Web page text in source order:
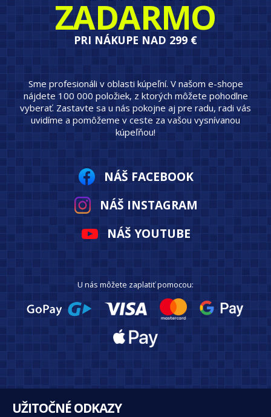
ZADARMO
PRI NÁKUPE NAD 299 €
Sme profesionáli v oblasti kúpeľní. V našom e-shope
nájdete 100 000 položiek, z ktorých môžete pohodlne
vyberať. Zastavte sa u nás pokojne aj pre radu, radi vás
uvidíme a pomôžeme v ceste za vašou vysnívanou
kúpeľňou!
NÁŠ FACEBOOK
NÁŠ INSTAGRAM
NÁŠ YOUTUBE
U nás môžete zaplatiť pomocou:
UŽITOČNÉ ODKAZY